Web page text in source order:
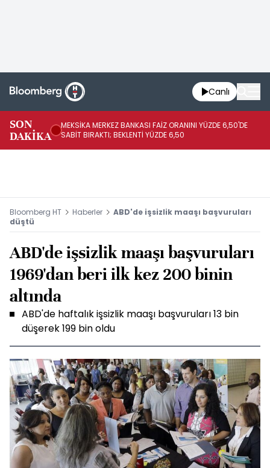
Canlı
SON
DAKİKA
MEKSİKA MERKEZ BANKASI FAİZ ORANINI YÜZDE 6,50'DE
SABİT BIRAKTI; BEKLENTİ YÜZDE 6,50
Bloomberg HT Haberler
ABD'de işsizlik maaşı başvuruları
düştü
ABD'de işsizlik maaşı başvuruları
1969'dan beri ilk kez 200 binin
altında
ABD'de haftalık işsizlik maaşı başvuruları 13 bin
düşerek 199 bin oldu